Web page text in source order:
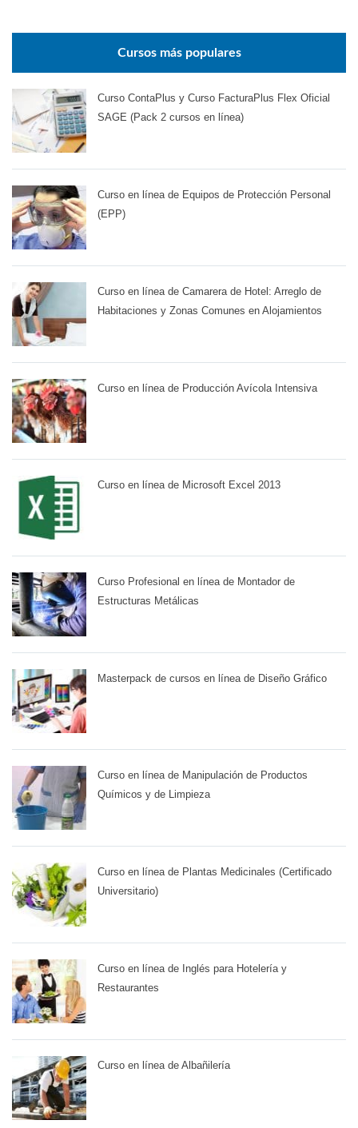
Cursos más populares
Curso ContaPlus y Curso FacturaPlus Flex Oficial
SAGE (Pack 2 cursos en línea)
Curso en línea de Equipos de Protección Personal
(EPP)
Curso en línea de Camarera de Hotel: Arreglo de
Habitaciones y Zonas Comunes en Alojamientos
Curso en línea de Producción Avícola Intensiva
Curso en línea de Microsoft Excel 2013
Curso Profesional en línea de Montador de
Estructuras Metálicas
Masterpack de cursos en línea de Diseño Gráfico
Curso en línea de Manipulación de Productos
Químicos y de Limpieza
Curso en línea de Plantas Medicinales (Certificado
Universitario)
Curso en línea de Inglés para Hotelería y
Restaurantes
Curso en línea de Albañilería